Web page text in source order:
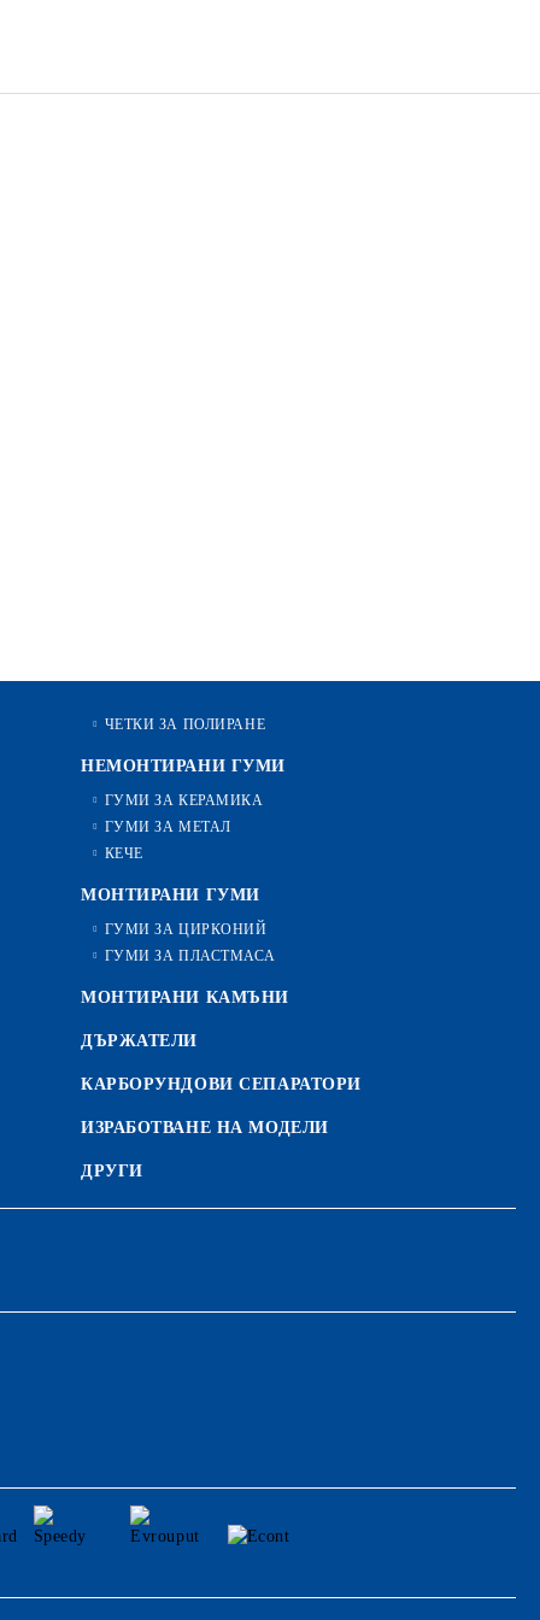
ЧЕТКИ ЗА ПОЛИРАНЕ
НЕМОНТИРАНИ ГУМИ
ГУМИ ЗА КЕРАМИКА
ГУМИ ЗА МЕТАЛ
КЕЧЕ
МОНТИРАНИ ГУМИ
ГУМИ ЗА ЦИРКОНИЙ
ГУМИ ЗА ПЛАСТМАСА
МОНТИРАНИ КАМЪНИ
ДЪРЖАТЕЛИ
КАРБОРУНДОВИ СЕПАРАТОРИ
ИЗРАБОТВАНЕ НА МОДЕЛИ
ДРУГИ